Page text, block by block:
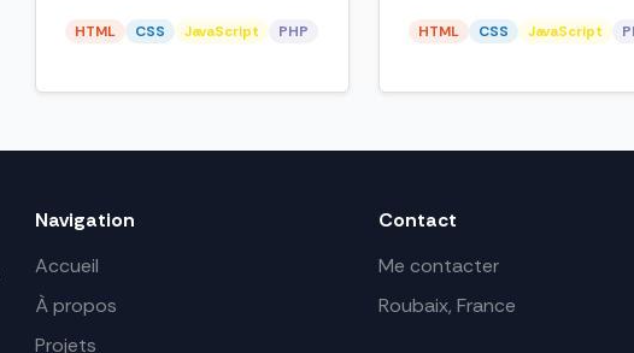
HTML CSS JavaScript PHP HTML CSS JavaScript
Navigation
Accueil
À propos
Projets
Contact
Me contacter
Roubaix, France